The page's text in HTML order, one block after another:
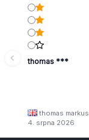
thomas ***
thomas markus
4. srpna 2026